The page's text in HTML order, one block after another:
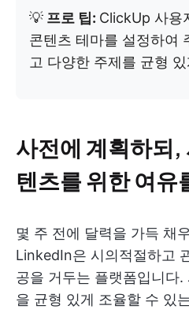
💡 프로 팁: ClickUp 사용
콘텐츠 테마를 설정하여
고 다양한 주제를 균형
사전에 계획하되,
텐츠를 위한 여유
몇 주 전에 달력을 가득 채
LinkedIn은 시의적절하고
공을 거두는 플랫폼입니다
을 균형 있게 조율할 수 있